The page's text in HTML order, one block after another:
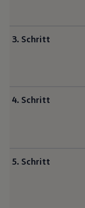
3. Schritt
4. Schritt
5. Schritt